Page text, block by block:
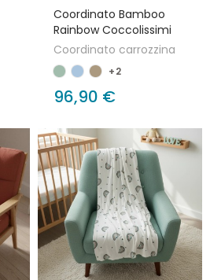
Coordinato Bamboo
Rainbow Coccolissimi
Coordinato carrozzina
+2
96,90 €